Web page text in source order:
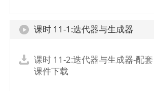
课时 11-1:迭代器与生成器
课时 11-2:迭代器与生成器-配套
课件下载